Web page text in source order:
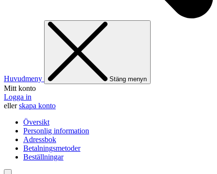
Huvudmeny Stäng menyn
Mitt konto
Logga in
ellerskapa konto
Översikt
Personlig information
Adressbok
Betalningsmetoder
Beställningar